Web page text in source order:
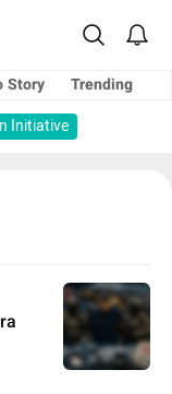
Story
Trending
Initiative